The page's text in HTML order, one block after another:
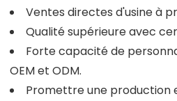
Ventes directes d'usine à
Qualité supérieure avec
Forte capacité de
OEM et ODM.
Promettre une production